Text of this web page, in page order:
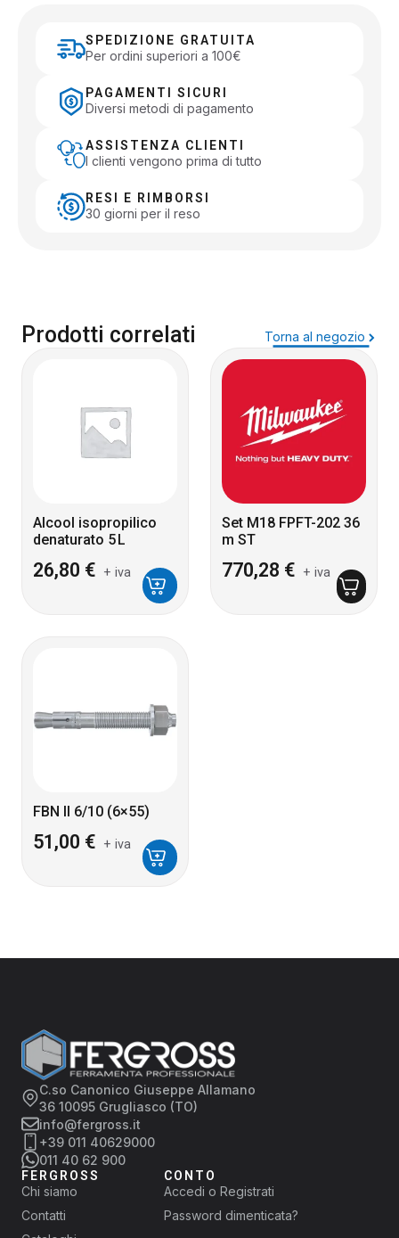
SPEDIZIONE GRATUITA
Per ordini superiori a 100€
PAGAMENTI SICURI
Diversi metodi di pagamento
ASSISTENZA CLIENTI
I clienti vengono prima di tutto
RESI E RIMBORSI
30 giorni per il reso
Prodotti correlati Torna al negozio
Alcool isopropilico
denaturato 5 L
26,80 € + iva
Set M18 FPFT-202 36
m ST
770,28 € + iva
FBN II 6/10 (6×55)
51,00 € + iva
C.so Canonico Giuseppe Allamano
36 10095 Grugliasco (TO)
info@fergross.it
+39 011 40629000
011 40 62 900
FERGROSS
Chi siamo
Contatti
CONTO
Accedi o Registrati
Password dimenticata?